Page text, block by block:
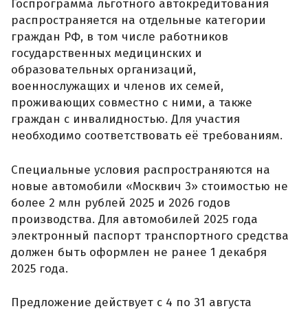
Госпрограмма льготного автокредитования
распространяется на отдельные категории
граждан РФ, в том числе работников
государственных медицинских и
образовательных организаций,
военнослужащих и членов их семей,
проживающих совместно с ними, а также
граждан с инвалидностью. Для участия
необходимо соответствовать её требованиям.
Специальные условия распространяются на
новые автомобили «Москвич 3» стоимостью не
более 2 млн рублей 2025 и 2026 годов
производства. Для автомобилей 2025 года
электронный паспорт транспортного средства
должен быть оформлен не ранее 1 декабря
2025 года.
Предложение действует с 4 по 31 августа